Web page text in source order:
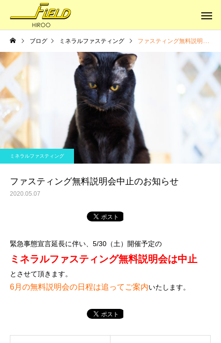
健康への道
体はサビていく 本当の健康に
ブログ ミネラルファスティング ファスティング無料説明会中止のお知らせ
ミネラルファスティング
ファスティング無料説明会中止のお知らせ
2020.05.07
緊急事態宣言延長に伴い、5/30（土）開催予定の
ミネラルファスティング無料説明会は中止
とさせて頂きます。
6月の無料説明会の日程は追ってご案内いたします。